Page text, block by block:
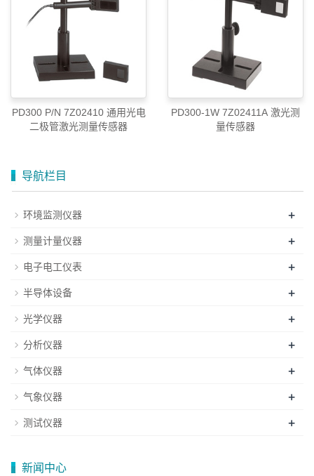
PD300 P/N 7Z02410 通用光电
二极管激光测量传感器
PD300-1W 7Z02411A 激光测
量传感器
导航栏目
环境监测仪器 +
测量计量仪器 +
电子电工仪表 +
半导体设备 +
光学仪器 +
分析仪器 +
气体仪器 +
气象仪器 +
测试仪器 +
新闻中心